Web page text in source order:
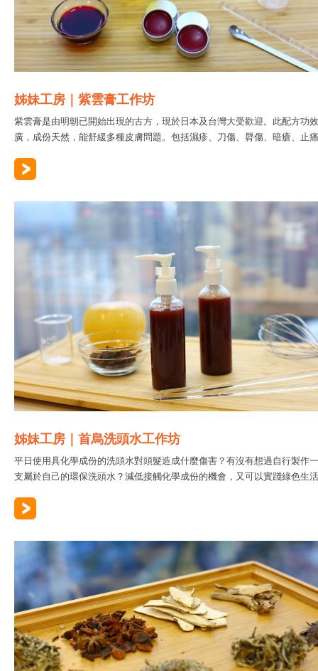
姊妹工房｜紫雲膏工作坊
紫雲膏是由明朝已開始出現的古方，現於日本及台灣大受歡迎。此配方功效
廣，成份天然，能舒緩多種皮膚問題。包括濕疹、刀傷、脣傷、暗瘡、止
姊妹工房｜首烏洗頭水工作坊
平日使用具化學成份的洗頭水對頭髮造成什麼傷害？有沒有想過自行製作一
支屬於自己的環保洗頭水？減低接觸化學成份的機會，又可以實踐綠色生